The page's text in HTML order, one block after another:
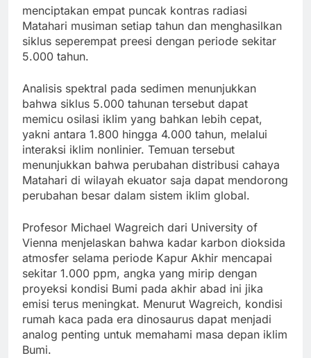
menciptakan empat puncak kontras radiasi
Matahari musiman setiap tahun dan menghasilkan
siklus seperempat preesi dengan periode sekitar
5.000 tahun.
Analisis spektral pada sedimen menunjukkan
bahwa siklus 5.000 tahunan tersebut dapat
memicu osilasi iklim yang bahkan lebih cepat,
yakni antara 1.800 hingga 4.000 tahun, melalui
interaksi iklim nonlinier. Temuan tersebut
menunjukkan bahwa perubahan distribusi cahaya
Matahari di wilayah ekuator saja dapat mendorong
perubahan besar dalam sistem iklim global.
Profesor Michael Wagreich dari University of
Vienna menjelaskan bahwa kadar karbon dioksida
atmosfer selama periode Kapur Akhir mencapai
sekitar 1.000 ppm, angka yang mirip dengan
proyeksi kondisi Bumi pada akhir abad ini jika
emisi terus meningkat. Menurut Wagreich, kondisi
rumah kaca pada era dinosaurus dapat menjadi
analog penting untuk memahami masa depan iklim
Bumi.